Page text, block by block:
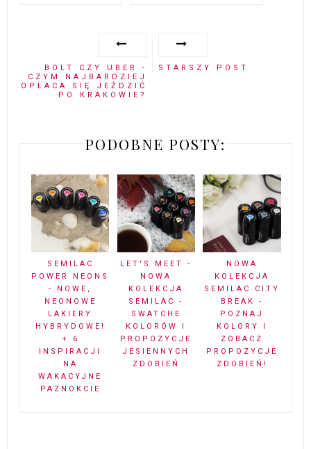
BOLT CZY UBER -
CZYM NAJBARDZIEJ
OPŁACA SIĘ JEŹDZIĆ
PO KRAKOWIE?
STARSZY POST
PODOBNE POSTY:
SEMILAC
POWER NEONS
- NOWE,
NEONOWE
LAKIERY
HYBRYDOWE!
+ 6
INSPIRACJI
NA
WAKACYJNE
PAZNOKCIE
LET'S MEET -
NOWA
KOLEKCJA
SEMILAC -
SWATCHE
KOLORÓW I
PROPOZYCJE
JESIENNYCH
ZDOBIEŃ
NOWA
KOLEKCJA
SEMILAC CITY
BREAK -
POZNAJ
KOLORY I
ZOBACZ
PROPOZYCJE
ZDOBIEŃ!